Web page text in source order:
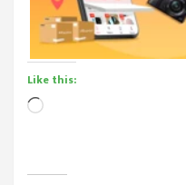
Like this:
Loading…